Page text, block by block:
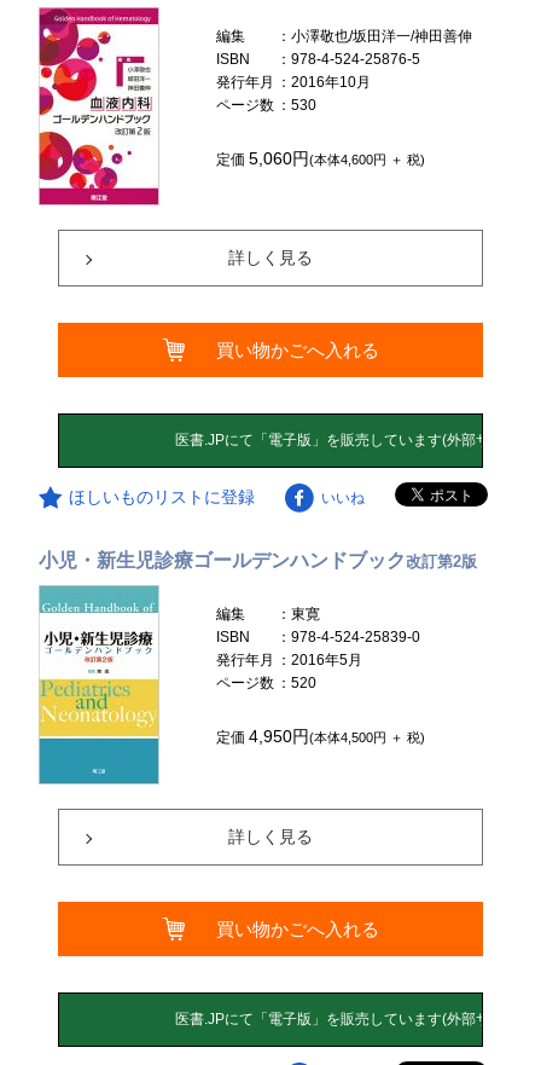
編集
：小澤敬也/坂田洋一/神田善伸
ISBN
：978-4-524-25876-5
発行年月
：2016年10月
ページ数 ：530
定価5,060円(本体4,600円 ＋ 税)
詳しく見る
買い物かごへ入れる
ほしいものリストに登録 いいね
小児・新生児診療ゴールデンハンドブック改訂第2版
編集
：東寛
ISBN
：978-4-524-25839-0
発行年月
：2016年5月
ページ数 ：520
定価4,950円(本体4,500円 ＋ 税)
詳しく見る
買い物かごへ入れる